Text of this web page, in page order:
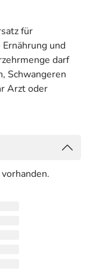
für
und
darf
Schwangeren
Arzt oder